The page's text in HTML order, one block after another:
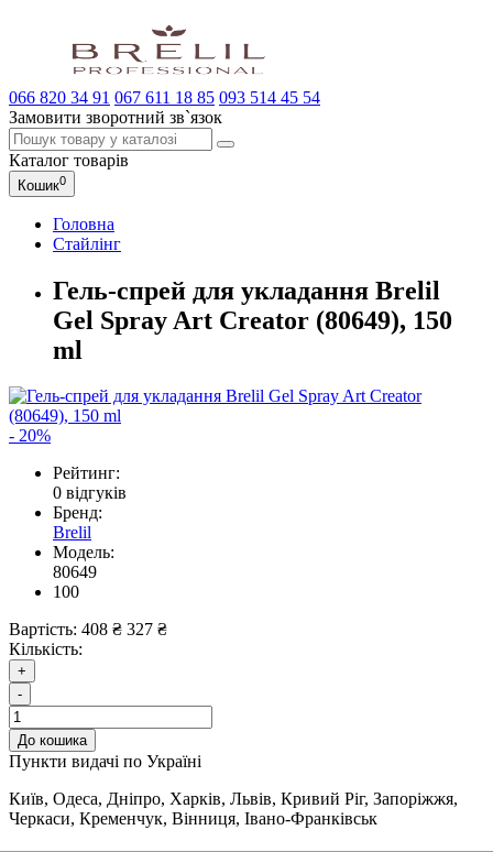
066 820 34 91 067 611 18 85 093 514 45 54
Замовити зворотний зв`язок
Каталог товарів
Кошик0
Головна
Стайлінг
Гель-спрей для укладання Brelil
Gel Spray Art Creator (80649), 150
ml
- 20%
Рейтинг:
0 відгуків
Бренд:
Brelil
Модель:
80649
100
Вартість: 408 ₴ 327 ₴
Кількість:
+
-
До кошика
Пункти видачі по Україні
Київ, Одеса, Дніпро, Харків, Львів, Кривий Ріг, Запоріжжя,
Черкаси, Кременчук, Вінниця, Івано-Франківськ